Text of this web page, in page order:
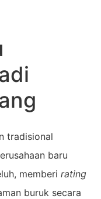
tradisional
baru
memberi rating
buruk secara